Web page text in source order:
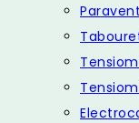
Paravent